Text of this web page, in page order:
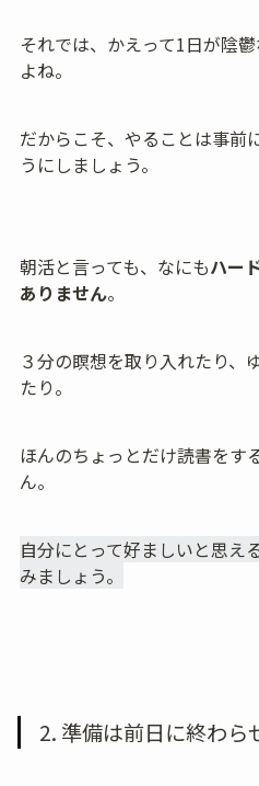
それでは、かえって1日が陰
よね。
だからこそ、やることは事前
うにしましょう。
朝活と言っても、なにもハー
ありません。
３分の瞑想を取り入れたり、
たり。
ほんのちょっとだけ読書をす
ん。
自分にとって好ましいと思え
みましょう。
2. 準備は前日に終わら